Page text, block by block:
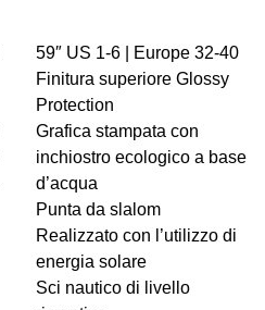
59″ US 1-6 | Europe 32-40
Finitura superiore Glossy
Protection
Grafica stampata con
inchiostro ecologico a base
d’acqua
Punta da slalom
Realizzato con l’utilizzo di
energia solare
Sci nautico di livello